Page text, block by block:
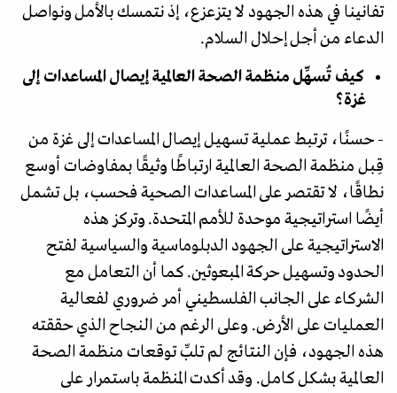
تفانينا في هذه الجهود لا يتزعزع، إذ نتمسك بالأمل ونواصل
الدعاء من أجل إحلال السلام.
كيف تُسهِّل منظمة الصحة العالمية إيصال المساعدات إلى
غزة؟
- حسنًا، ترتبط عملية تسهيل إيصال المساعدات إلى غزة من
قِبل منظمة الصحة العالمية ارتباطًا وثيقًا بمفاوضات أوسع
نطاقًا، لا تقتصر على المساعدات الصحية فحسب، بل تشمل
أيضًا استراتيجية موحدة للأمم المتحدة. وتركز هذه
الاستراتيجية على الجهود الدبلوماسية والسياسية لفتح
الحدود وتسهيل حركة المبعوثين. كما أن التعامل مع
الشركاء على الجانب الفلسطيني أمر ضروري لفعالية
العمليات على الأرض. وعلى الرغم من النجاح الذي حققته
هذه الجهود، فإن النتائج لم تلبِّ توقعات منظمة الصحة
العالمية بشكل كامل. وقد أكدت المنظمة باستمرار على